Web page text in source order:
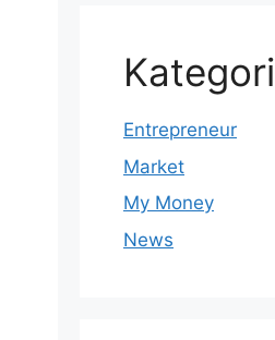
Kategori
Entrepreneur
Market
My Money
News